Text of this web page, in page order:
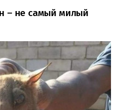
– не самый милый